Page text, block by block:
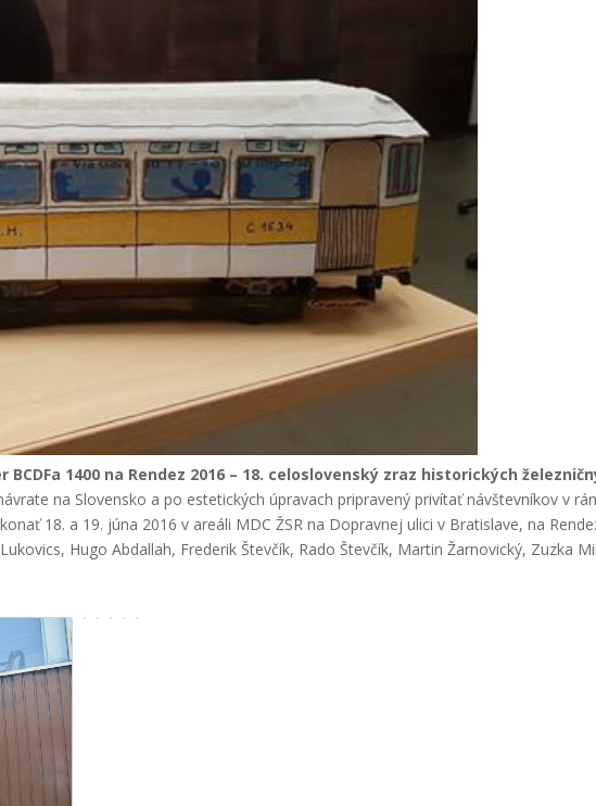
BCDFa 1400 na Rendez 2016 – 18. celoslovenský zraz historických
na Slovensko a po estetických úpravach pripravený privítať návštevníkov v
18. a 19. júna 2016 v areáli MDC ŽSR na Dopravnej ulici v Bratislave, na
Hugo Abdallah, Frederik Števčík, Rado Števčík, Martin Žarnovický, Zuzka